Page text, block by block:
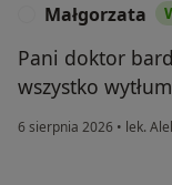
Małgorzata
Pani doktor
wszystko
6 sierpnia 2026 • lek.